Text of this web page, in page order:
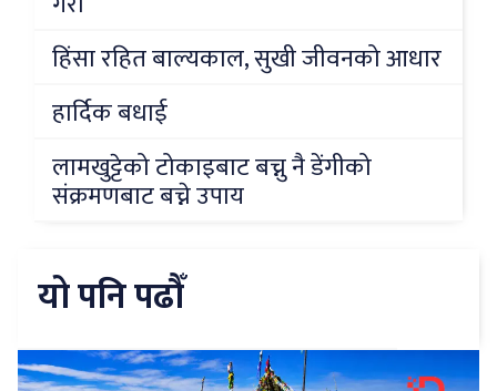
हिंसा रहित बाल्यकाल, सुखी जीवनको आधार
हार्दिक बधाई
लामखुट्टेको टोकाइबाट बच्नु नै डेंगीको
संक्रमणबाट बच्ने उपाय
यो पनि पढौँ